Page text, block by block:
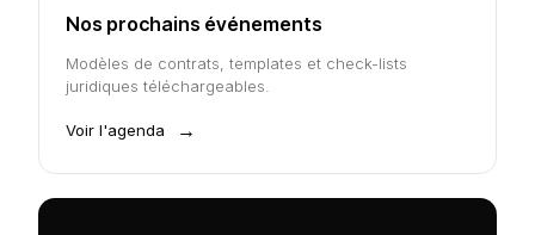
Nos prochains événements
Modèles de contrats, templates et check-lists
juridiques téléchargeables.
Voir l'agenda →